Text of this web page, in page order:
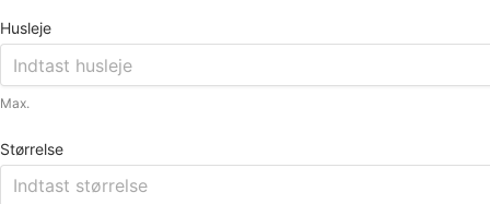
Husleje
Max.
Størrelse